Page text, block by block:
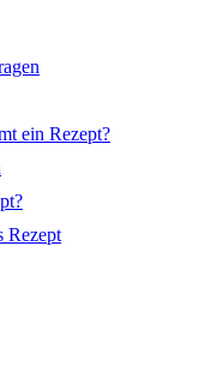
ein Rezept?
Rezept